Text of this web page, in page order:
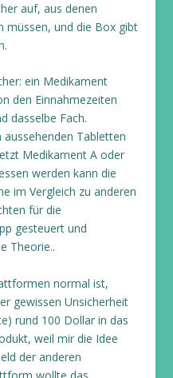
auf, aus denen
müssen, und die Box gibt
ein Medikament
den Einnahmezeiten
dasselbe Fach.
aussehenden Tabletten
Medikament A oder
werden kann die
im Vergleich zu anderen
für die
gesteuert und
Theorie..
normal ist,
gewissen Unsicherheit
rund 100 Dollar in das
weil mir die Idee
der anderen